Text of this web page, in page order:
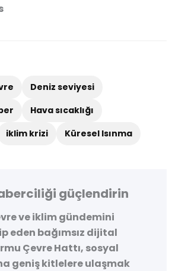
Deniz seviyesi
Hava sıcaklığı
iklim krizi Küresel Isınma
güçlendirin
ve iklim gündemini
eden bağımsız dijital
Çevre Hattı, sosyal
geniş kitlelere ulaşmak